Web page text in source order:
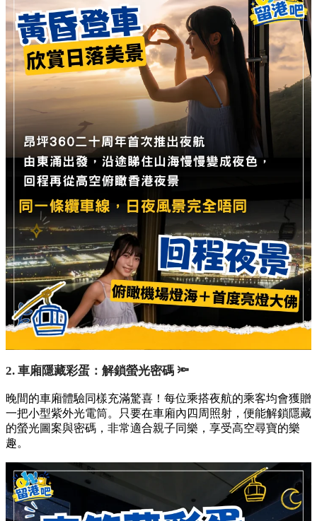
2. 車廂隱藏彩蛋：解鎖螢光密碼 🔦
晚間的車廂體驗同樣充滿驚喜！每位乘搭夜航的乘客均會獲贈
一把小型紫外光電筒。只要在車廂內四周照射，便能解鎖隱藏
的螢光圖案與密碼，非常適合親子同樂，享受高空尋寶的樂
趣。